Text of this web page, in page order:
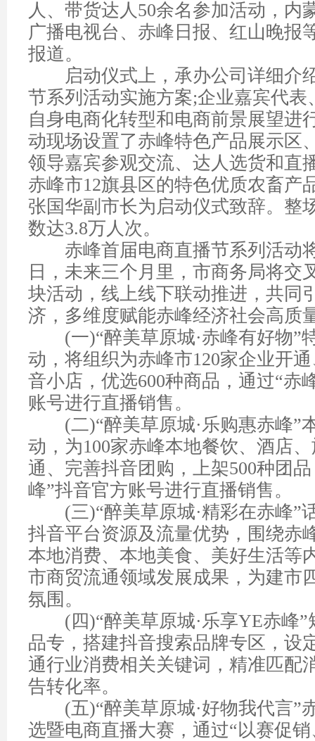
人、带货达人50余名参加活动，内
广播电视台、赤峰日报、红山晚报
报道。
启动仪式上，承办公司详细介
节系列活动实施方案;企业嘉宾代表
自身电商化转型和电商前景展望进
动现场设置了赤峰特色产品展示区
领导嘉宾参观交流、达人选货和直
赤峰市12旗县区的特色优质农畜产
张国华副市长为启动仪式致辞。整
数达3.8万人次。
赤峰首届电商直播节系列活动
日，未来三个月里，市商务局将交
块活动，线上线下联动推进，共同
济，多维度赋能赤峰经济社会高质
(一)“醉美草原城·赤峰有好物”
动，将组织为赤峰市120家企业开
音小店，优选600种商品，通过“赤
账号进行直播销售。
(二)“醉美草原城·乐购惠赤峰”
动，为100家赤峰本地餐饮、酒店
通、完善抖音团购，上架500种团
峰”抖音官方账号进行直播销售。
(三)“醉美草原城·精彩在赤峰”
抖音平台资源及流量优势，围绕赤
本地消费、本地美食、美好生活等
市商贸流通领域发展成果，为建市
氛围。
( 四)“醉美草原城·乐享YE赤峰”
品专，搭建抖音搜索品牌专区，设
通行业消费相关关键词，精准匹配
告转化率。
(五)“醉美草原城·好物我代言”
选暨电商直播大赛，通过“以赛促